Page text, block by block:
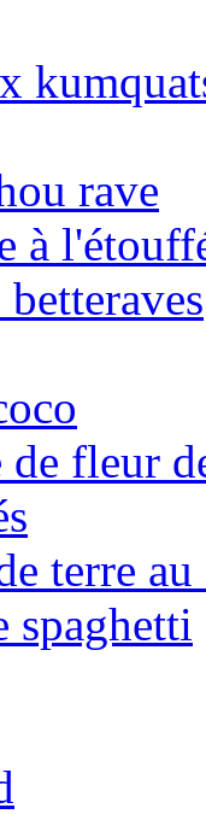
rave
à
fleur
terre
spaghetti